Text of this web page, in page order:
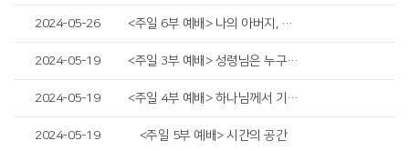
2024-05-26 <주일 6부 예배> 나의 아버지, 나의 하나님
2024-05-19 <주일 3부 예배> 성령님은 누구이신가?
2024-05-19 <주일 4부 예배> 하나님께서 기뻐하시는 교회
2024-05-19 <주일 5부 예배> 시간의 공간